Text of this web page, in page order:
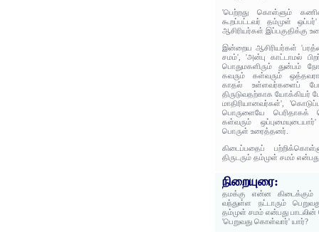
'பெற்றது கொள்ளும்
கூறப்பட்டவர் தம்முள்
ஆசிரியர்கள் இப்பகுதிக்கு
இன்றைய ஆசிரியர்கள்
சமம்', 'அன்பு காட்டாமல்
பொதுமகளிரும் துன்பம்
கவரும் கள்வரும்
காதல் உள்ளவர்களைப்
திருடுவதற்காக யோக்கியர்
மாதிரியானவர்கள்',
பொருளையே பெரிதாகக்
கள்வரும்
பொருள் உரைத்தனர்.
கிடைப்பதைப்
திருடரும் தம்முள் சமம்
நிறையுரை:
தமக்கு என்ன கிடைக்கும்
வந்துள்ள நட்டாரும்
தம்முள் சமம் என்பது
'பெறுவது கொள்வார்' யார்?